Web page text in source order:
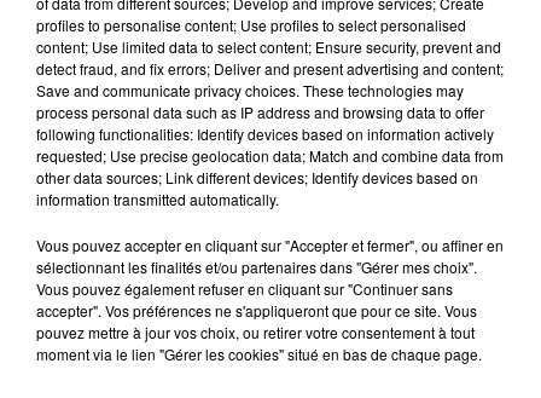
5 août 2026
MANGER SAINEMENT COÛTE 25 %
PLUS CHER QU'IL Y A CINQ ANS,
ALERTE L’ONU
5 août 2026
QUELLES SONT LES MARQUES QUI
OFFRENT LE MEILLEUR RAPPORT...
5 août 2026
MOUCHES : LES 5 RÉFLEXES À
ADOPTER POUR ÉVITER
L'INVASION CET ÉTÉ...
profiles to personalise content; Use profiles to select personalised
content; Use limited data to select content; Ensure security, prevent and
detect fraud, and fix errors; Deliver and present advertising and content;
Save and communicate privacy choices. These technologies may
process personal data such as IP address and browsing data to offer
following functionalities: Identify devices based on information actively
requested; Use precise geolocation data; Match and combine data from
other data sources; Link different devices; Identify devices based on
information transmitted automatically.
Vous pouvez accepter en cliquant sur "Accepter et fermer", ou affiner en
sélectionnant les finalités et/ou partenaires dans "Gérer mes choix".
Vous pouvez également refuser en cliquant sur "Continuer sans
accepter". Vos préférences ne s'appliqueront que pour ce site. Vous
pouvez mettre à jour vos choix, ou retirer votre consentement à tout
moment via le lien "Gérer les cookies" situé en bas de chaque page.